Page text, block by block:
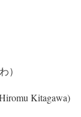
）
Kitagawa)